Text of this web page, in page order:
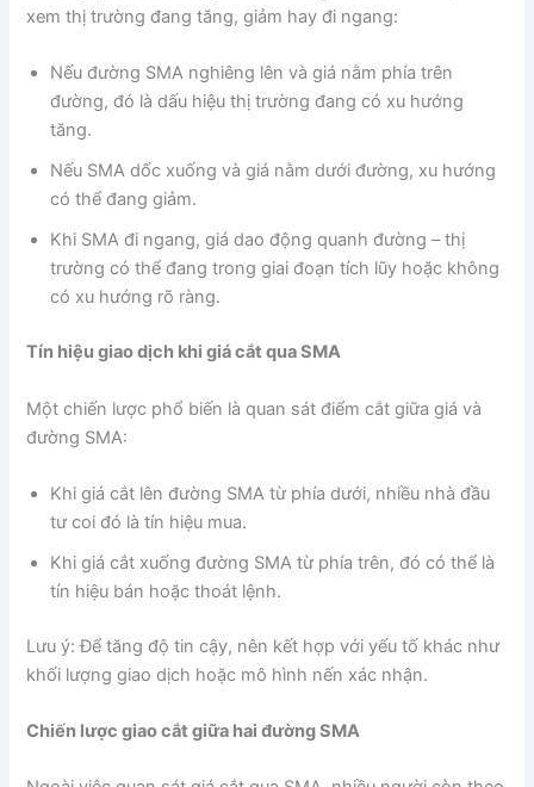
xem thị trường đang tăng, giảm hay đi ngang:
Nếu đường SMA nghiêng lên và giá nằm phía trên
đường, đó là dấu hiệu thị trường đang có xu hướng
tăng.
Nếu SMA dốc xuống và giá nằm dưới đường, xu hướng
có thể đang giảm.
Khi SMA đi ngang, giá dao động quanh đường – thị
trường có thể đang trong giai đoạn tích lũy hoặc không
có xu hướng rõ ràng.
Tín hiệu giao dịch khi giá cắt qua SMA
Một chiến lược phổ biến là quan sát điểm cắt giữa giá và
đường SMA:
Khi giá cắt lên đường SMA từ phía dưới, nhiều nhà đầu
tư coi đó là tín hiệu mua.
Khi giá cắt xuống đường SMA từ phía trên, đó có thể là
tín hiệu bán hoặc thoát lệnh.
Lưu ý: Để tăng độ tin cậy, nên kết hợp với yếu tố khác như
khối lượng giao dịch hoặc mô hình nến xác nhận.
Chiến lược giao cắt giữa hai đường SMA